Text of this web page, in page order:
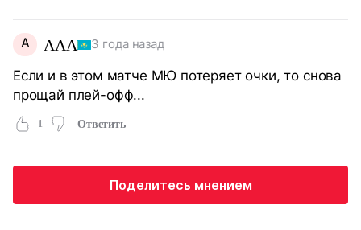
A AAA 3 года назад
Если и в этом матче МЮ потеряет очки, то снова
прощай плей-офф...
1 Ответить
Поделитесь мнением